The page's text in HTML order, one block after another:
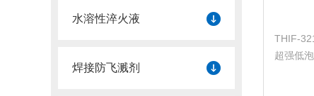
水溶性淬火液
焊接防飞溅剂
THIF-
超强低